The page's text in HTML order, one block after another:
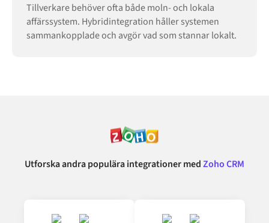
Tillverkare behöver ofta både moln- och lokala
affärssystem. Hybridintegration håller systemen
sammankopplade och avgör vad som stannar lokalt.
Utforska andra populära integrationer medZoho CRM